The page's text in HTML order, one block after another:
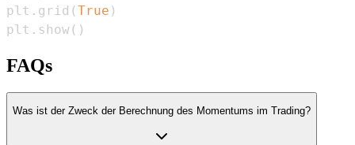
plt . grid (True )
plt . show( )
FAQs
Was ist der Zweck der Berechnung des Momentums im Trading?